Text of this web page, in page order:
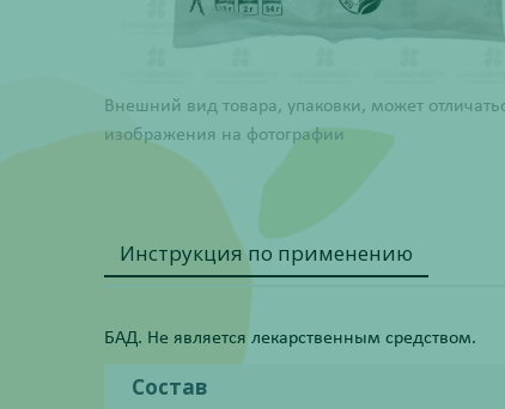
Внешний вид товара, упаковки, может
изображения на фотографии
Инструкция по применению
БАД. Не является лекарственным средством.
Состав